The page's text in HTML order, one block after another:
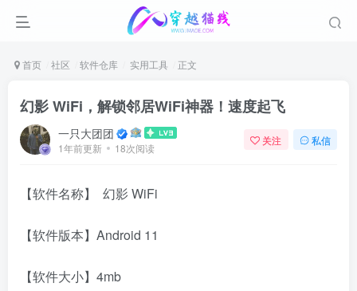
首页 社区 软件仓库 实用工具 正文
幻影 WiFi，解锁邻居WiFi神器！速度起飞
一只大团团
1年前更新 18次阅读
关注 私信
【软件名称】 幻影 WiFi
【软件版本】Android 11
【软件大小】4mb